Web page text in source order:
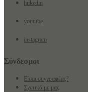
linkedin
youtube
instagram
Σύνδεσμοι
Είσαι συγγραφέας?
Σχετικά με μας